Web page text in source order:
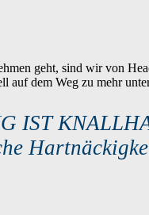
geht, sind wir von
auf dem Weg zu mehr
IST